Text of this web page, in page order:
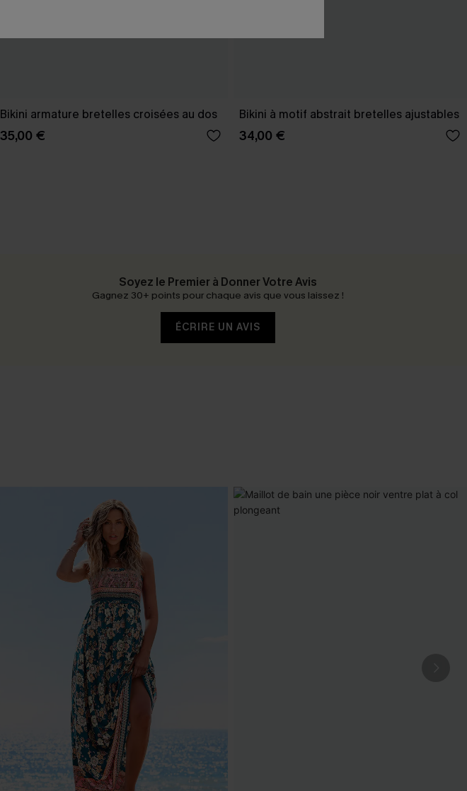
Bikini armature bretelles croisées au dos
35,00 €
Bikini à motif abstrait bretelles ajustables
34,00 €
Soyez le Premier à Donner Votre Avis
Gagnez 30+ points pour chaque avis que vous laissez !
ÉCRIRE UN AVIS